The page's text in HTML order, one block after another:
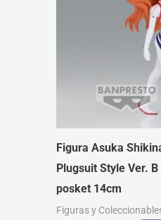
Figura Asuka
Plugsuit Style Ver.
posket 14cm
Figuras y